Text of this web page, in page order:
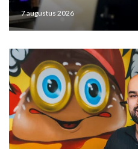
7 augustus 2026